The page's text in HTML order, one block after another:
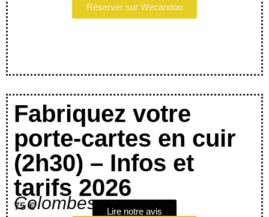
Réserver sur Wecandoo
Fabriquez votre
porte-cartes en cuir
(2h30) – Infos et
tarifs 2026
Colombes
75 €
Lire notre avis